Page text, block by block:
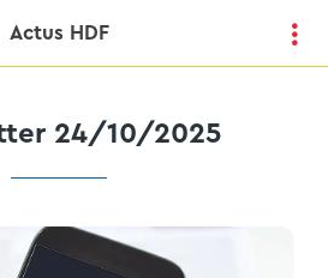
Actus HDF
24/10/2025